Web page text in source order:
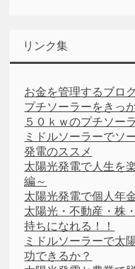
リンク集
お金を管理するブロ
プチソーラーをきっ
５０ｋｗのプチソー
ミドルソーラーでソ
発電のススメ
太陽光発電で人生を
編～
太陽光発電で個人年
太陽光・不動産・株
持ちになれる！！
ミドルソーラーで太
功できるか？